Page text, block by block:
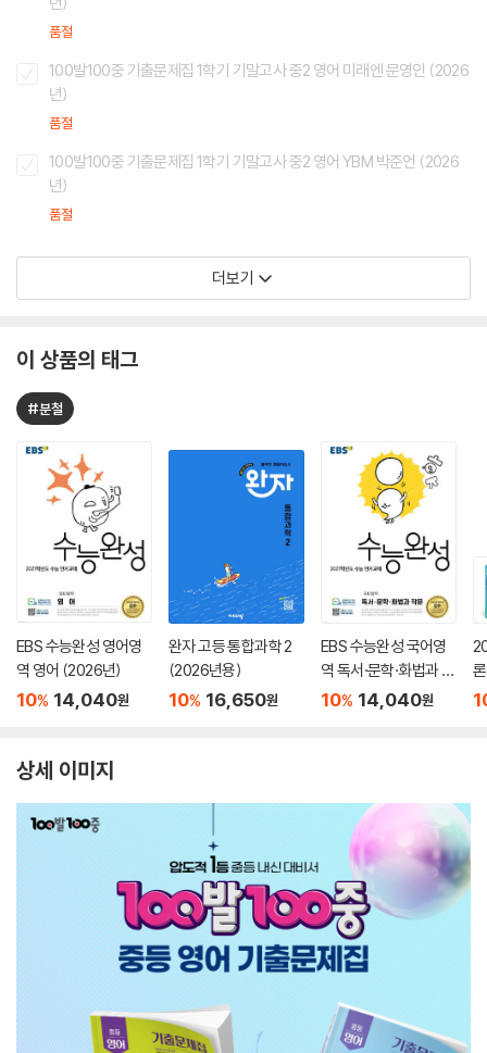
품절
100발100중 기출문제집 1학기 기말고사 중2 영어 미래엔 문영인 (2026
년)
품절
100발100중 기출문제집 1학기 기말고사 중2 영어 YBM 박준언 (2026
년)
품절
더보기
이 상품의 태그
#분철
EBS 수능완성 영어영
역 영어 (2026년)
10% 14,040원
완자 고등 통합과학 2
(2026년용)
10% 16,650원
EBS 수능완성 국어영
역 독서·문학·화법과 작
문 (2026년)
10% 14,040원
(
상세 이미지